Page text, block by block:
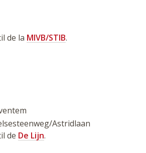
de la MIVB/STIB.
Astridlaan
de De Lijn.